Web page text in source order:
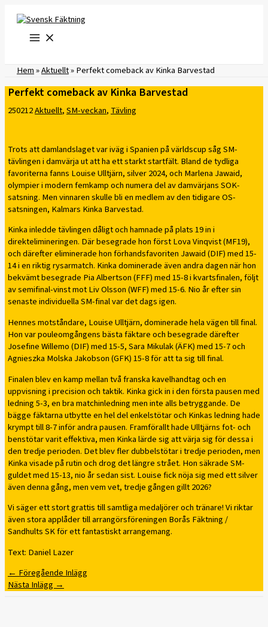
innehåll
Hem»Aktuellt»Perfekt comeback av Kinka Barvestad
Perfekt comeback av Kinka Barvestad
250212Aktuellt,SM-veckan,Tävling
Trots att damlandslaget var iväg i Spanien på världscup såg SM-
tävlingen i damvärja ut att ha ett starkt startfält. Bland de tydliga
favoriterna fanns Louise Ulltjärn, silver 2024, och Marlena Jawaid,
olympier i modern femkamp och numera del av damvärjans SOK-
satsning. Men vinnaren skulle bli en medlem av den tidigare OS-
satsningen, Kalmars Kinka Barvestad.
Kinka inledde tävlingen dåligt och hamnade på plats 19 in i
direktelimineringen. Där besegrade hon först Lova Vinqvist (MF19),
och därefter eliminerade hon förhandsfavoriten Jawaid (DIF) med 15-
14 i en riktig rysarmatch. Kinka dominerade även andra dagen när hon
bekvämt besegrade Pia Albertson (FFF) med 15-8 i kvartsfinalen, följt
av semifinal-vinst mot Liv Olsson (WFF) med 15-6. Nio år efter sin
senaste individuella SM-final var det dags igen.
Hennes motståndare, Louise Ulltjärn, dominerade hela vägen till final.
Hon var pouleomgångens bästa fäktare och besegrade därefter
Josefine Willemo (DIF) med 15-5, Sara Mikulak (ÄFK) med 15-7 och
Agnieszka Molska Jakobson (GFK) 15-8 för att ta sig till final.
Finalen blev en kamp mellan två franska kavelhandtag och en
uppvisning i precision och taktik. Kinka gick in i den första pausen med
ledning 5-3, en bra matchinledning men inte alls betryggande. De
bägge fäktarna utbytte en hel del enkelstötar och Kinkas ledning hade
krympt till 8-7 inför andra pausen. Framförallt hade Ulltjärns fot- och
benstötar varit effektiva, men Kinka lärde sig att värja sig för dessa i
den tredje perioden. Det blev fler dubbelstötar i tredje perioden, men
Kinka visade på rutin och drog det längre strået. Hon säkrade SM-
guldet med 15-13, nio år sedan sist. Louise fick nöja sig med ett silver
även denna gång, men vem vet, tredje gången gillt 2026?
Vi säger ett stort grattis till samtliga medaljörer och tränare! Vi riktar
även stora applåder till arrangörsföreningen Borås Fäktning /
Sandhults SK för ett fantastiskt arrangemang.
Text: Daniel Lazer
←Föregående Inlägg
Nästa Inlägg→